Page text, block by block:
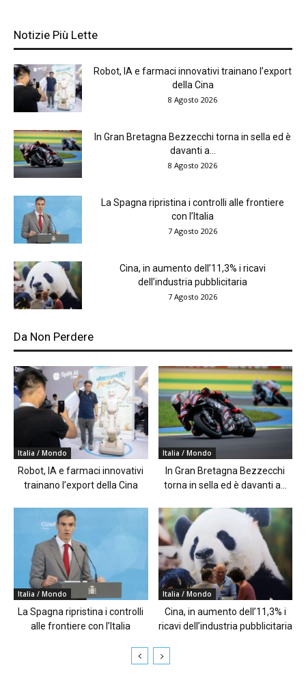
Notizie Più Lette
Robot, IA e farmaci innovativi trainano l’export
della Cina
8 Agosto 2026
In Gran Bretagna Bezzecchi torna in sella ed è
davanti a...
8 Agosto 2026
La Spagna ripristina i controlli alle frontiere
con l’Italia
7 Agosto 2026
Cina, in aumento dell’11,3% i ricavi
dell’industria pubblicitaria
7 Agosto 2026
Da Non Perdere
Italia / Mondo
Robot, IA e farmaci innovativi
trainano l’export della Cina
Italia / Mondo
In Gran Bretagna Bezzecchi
torna in sella ed è davanti a...
Italia / Mondo
La Spagna ripristina i controlli
alle frontiere con l’Italia
Italia / Mondo
Cina, in aumento dell’11,3% i
ricavi dell’industria pubblicitaria